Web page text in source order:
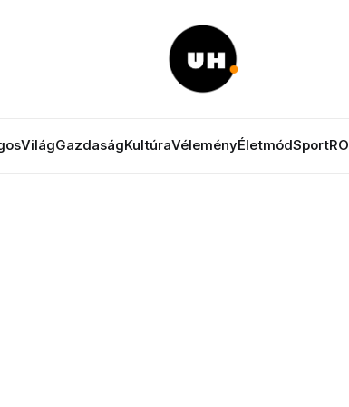
VilágGazdaságKultúraVéleményÉletmódSportRO